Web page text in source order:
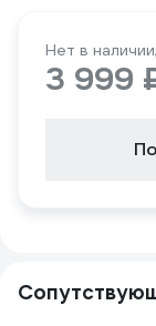
Нет в
3 999